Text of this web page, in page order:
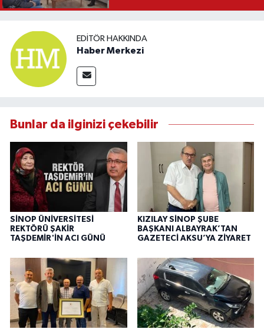
EDITÖR HAKKINDA
Haber Merkezi
Bunlar da ilginizi çekebilir
SİNOP ÜNİVERSİTESİ
REKTÖRÜ ŞAKİR
TAŞDEMİR'İN ACI GÜNÜ
KIZILAY SİNOP ŞUBE
BAŞKANI ALBAYRAK’TAN
GAZETECİ AKSU’YA ZİYARET